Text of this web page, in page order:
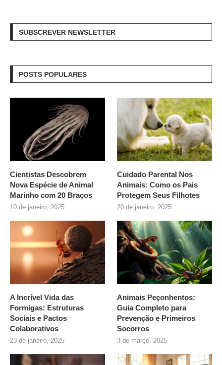
SUBSCREVER NEWSLETTER
POSTS POPULARES
Cientistas Descobrem
Nova Espécie de Animal
Marinho com 20 Braços
10 de janeiro, 2025
Cuidado Parental Nos
Animais: Como os Pais
Protegem Seus Filhotes
20 de janeiro, 2025
A Incrível Vida das
Formigas: Estruturas
Sociais e Pactos
Colaborativos
23 de janeiro, 2025
Animais Peçonhentos:
Guia Completo para
Prevenção e Primeiros
Socorros
3 de março, 2025